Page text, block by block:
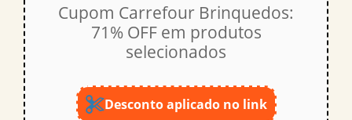
Cupom Carrefour Brinquedos:
71% OFF em produtos
selecionados
Desconto aplicado no link